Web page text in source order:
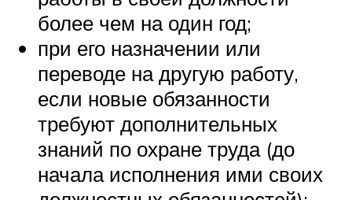
более чем на один год;
при его назначении или
переводе на другую работу,
если новые обязанности
требуют дополнительных
знаний по охране труда (до
начала исполнения ими своих